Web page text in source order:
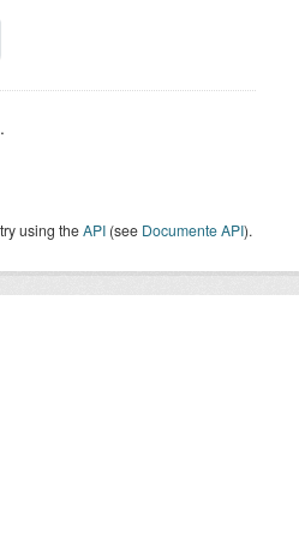
using theAPI (see Documente API).